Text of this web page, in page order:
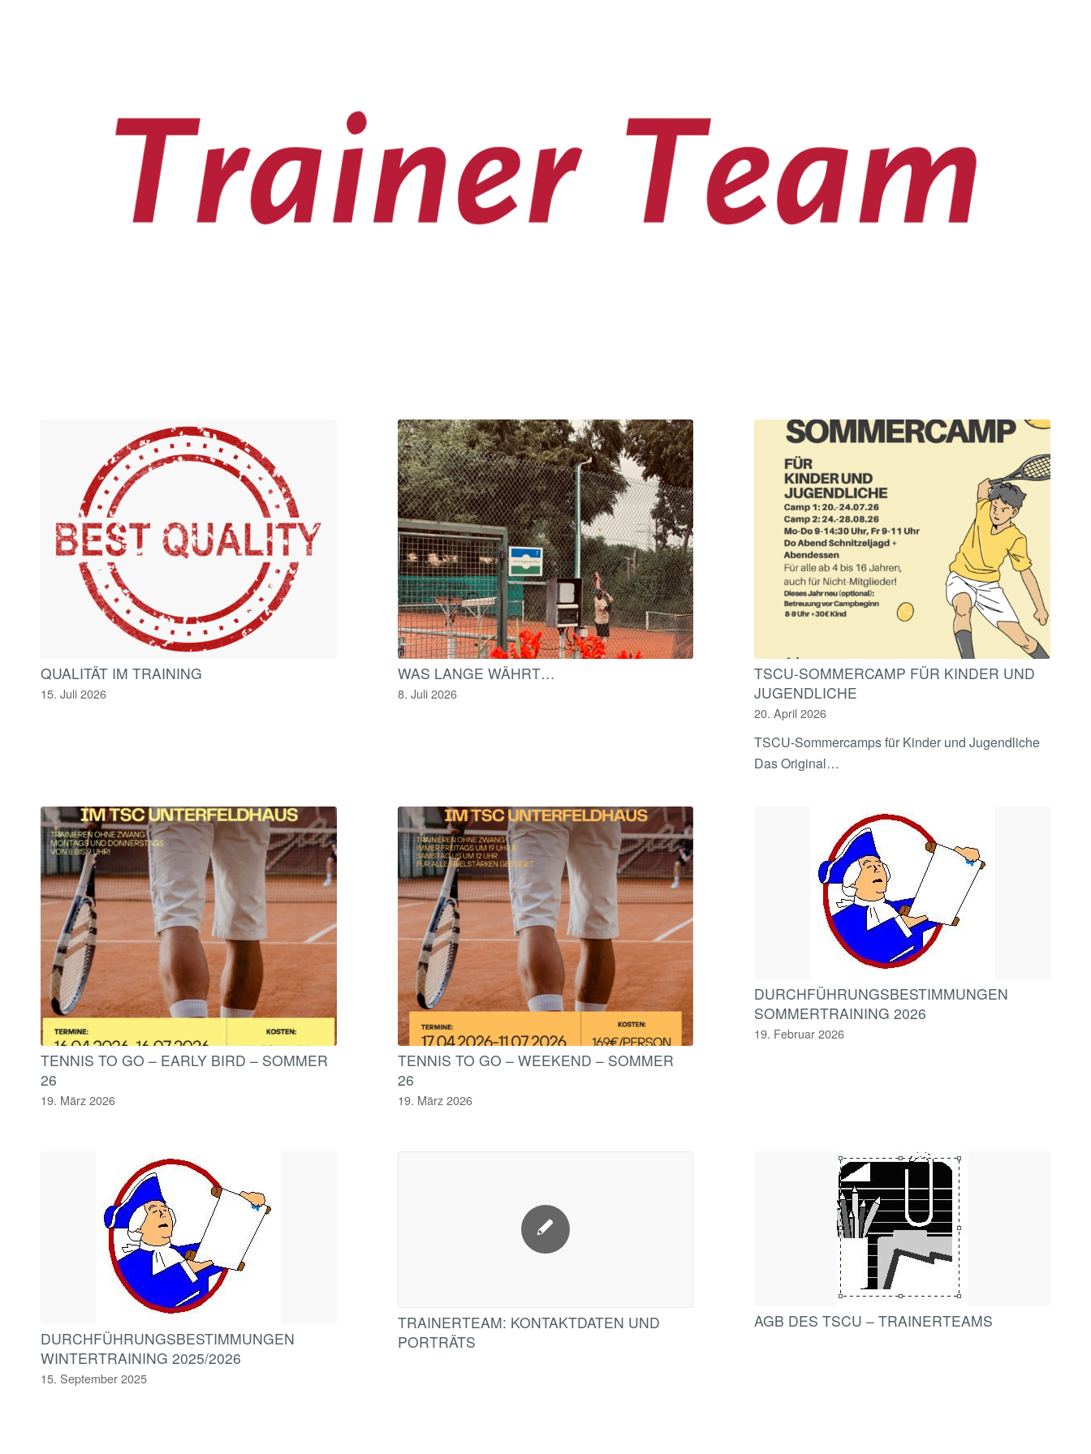
QUALITÄT IM TRAINING
15. Juli 2026
WAS LANGE WÄHRT…
8. Juli 2026
TSCU-SOMMERCAMP FÜR KINDER UND
JUGENDLICHE
20. April 2026
TSCU-Sommercamps für Kinder und Jugendliche
Das Original…
TENNIS TO GO – EARLY BIRD – SOMMER
26
19. März 2026
TENNIS TO GO – WEEKEND – SOMMER
26
19. März 2026
DURCHFÜHRUNGSBESTIMMUNGEN
SOMMERTRAINING 2026
19. Februar 2026
DURCHFÜHRUNGSBESTIMMUNGEN
WINTERTRAINING 2025/2026
15. September 2025
TRAINERTEAM: KONTAKTDATEN UND
PORTRÄTS
AGB DES TSCU – TRAINERTEAMS